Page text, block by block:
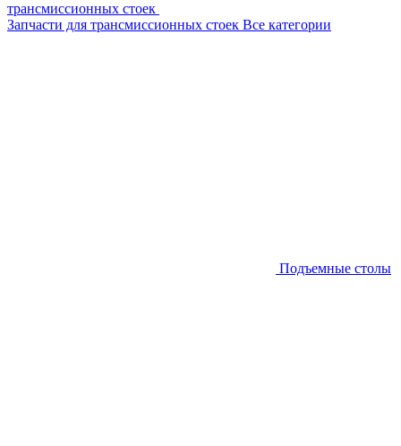
трансмиссионных стоек
Запчасти для трансмиссионных стоек Все категории
Подъемные столы